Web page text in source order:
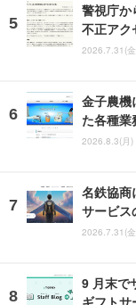
警視庁か
不正アク
2026.7.31(
金子農機
た各種
2026.8.3(月)
名鉄協商
サービス
2026.7.31(
9 月末で